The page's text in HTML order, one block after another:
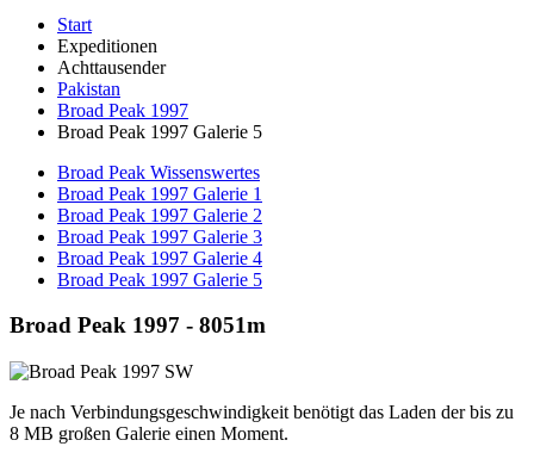
Start
Expeditionen
Achttausender
Pakistan
Broad Peak 1997
Broad Peak 1997 Galerie 5
Broad Peak Wissenswertes
Broad Peak 1997 Galerie 1
Broad Peak 1997 Galerie 2
Broad Peak 1997 Galerie 3
Broad Peak 1997 Galerie 4
Broad Peak 1997 Galerie 5
Broad Peak 1997 - 8051m
Je nach Verbindungsgeschwindigkeit benötigt das Laden der bis zu
8 MB großen Galerie einen Moment.